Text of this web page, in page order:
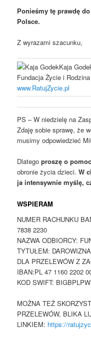
Ponieśmy tę prawdę
Polsce.
Z wyrazami szacunku,
Kaja
Fundacja Życie i Rodzina
www.RatujZycie.pl
PS – W niedzielę na
Zdaję sobie sprawę, że
musimy odpowiedzieć
Dlategoproszę o
obronie życia dzieci.W
ja intensywnie myślę,
WSPIERAM
NUMER RACHUNKU
7838 2230
NAZWA ODBIORCY:
TYTUŁEM:
DLA PRZELEWÓW Z
IBAN:PL 47 1160 2202
KOD SWIFT: BIGBPLPW
MOŻNA TEŻ
PRZELEWÓW, BLIKA
LINKIEM: https://